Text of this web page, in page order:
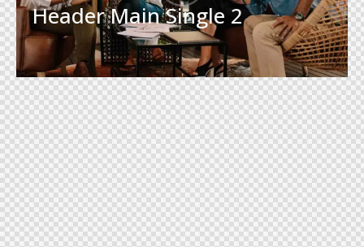
Header Main Single 2